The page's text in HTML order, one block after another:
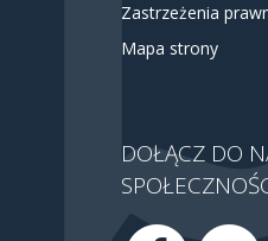
Zastrzeżenia
Mapa strony
DOŁĄCZ DO